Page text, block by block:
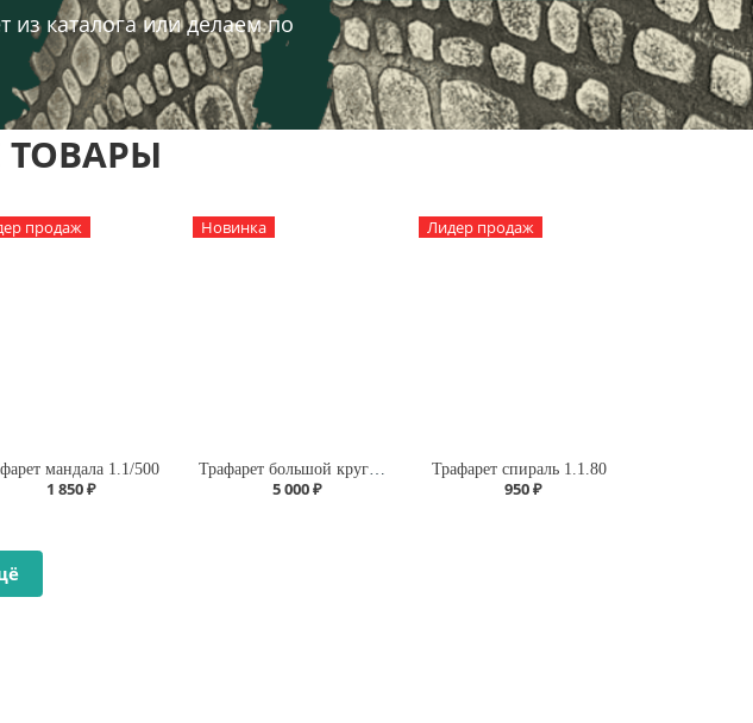
каталога или делаем по
продаж
мандала 1.1/500
1 850 ₽
Новинка
Трафарет большой круг А118 четверть
5 000 ₽
Лидер продаж
Трафарет спираль 1.1.80
950 ₽